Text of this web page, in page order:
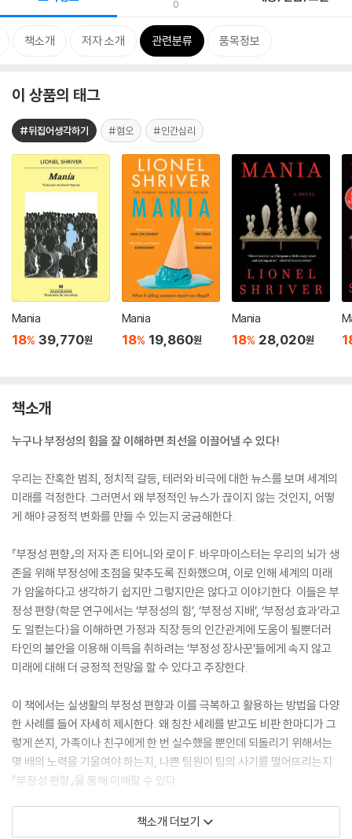
0
책소개 저자 소개 관련분류 품목정보
이 상품의 태그
#뒤집어생각하기 #혐오 #인간심리
Mania
18% 39,770원
Mania
18% 19,860원
Mania
18% 28,020원
책소개
누구나 부정성의 힘을 잘 이해하면 최선을 이끌어낼 수 있다!
우리는 잔혹한 범죄, 정치적 갈등, 테러와 비극에 대한 뉴스를 보며 세계의
미래를 걱정한다. 그러면서 왜 부정적인 뉴스가 끊이지 않는 것인지, 어떻
게 해야 긍정적 변화를 만들 수 있는지 궁금해한다.
『부정성 편향』의 저자 존 티어니와 로이 F. 바우마이스터는 우리의 뇌가 생
존을 위해 부정성에 초점을 맞추도록 진화했으며, 이로 인해 세계의 미래
가 암울하다고 생각하기 쉽지만 그렇지만은 않다고 이야기한다. 이들은 부
정성 편향(학문 연구에서는 ‘부정성의 힘’, ‘부정성 지배’, ‘부정성 효과’라고
도 일컫는다)을 이해하면 가정과 직장 등의 인간관계에 도움이 될뿐더러
타인의 불안을 이용해 이득을 취하려는 ‘부정성 장사꾼’들에게 속지 않고
미래에 대해 더 긍정적 전망을 할 수 있다고 주장한다.
이 책에서는 실생활의 부정성 편향과 이를 극복하고 활용하는 방법을 다양
한 사례를 들어 자세히 제시한다. 왜 칭찬 세례를 받고도 비판 한마디가 그
렇게 쓴지, 가족이나 친구에게 한 번 실수했을 뿐인데 되돌리기 위해서는
몇 배의 노력을 기울여야 하는지, 나쁜 팀원이 팀의 사기를 떨어뜨리는지
『부정성 편향』을 통해 이해할 수 있다.
이를테면 미국의 정치과학자 모리스 피오리나는 ‘거짓 양극화’ 현상을 지
책소개 더보기